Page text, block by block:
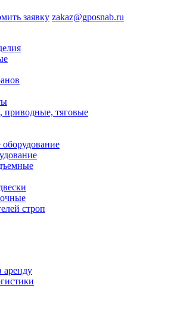
заявку zakaz@gposnab.ru
приводные, тяговые
оборудование
строп
аренду